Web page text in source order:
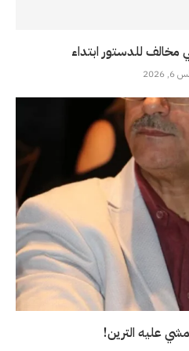
مخالف للدستور ابتداء
2026
عليه الترين!